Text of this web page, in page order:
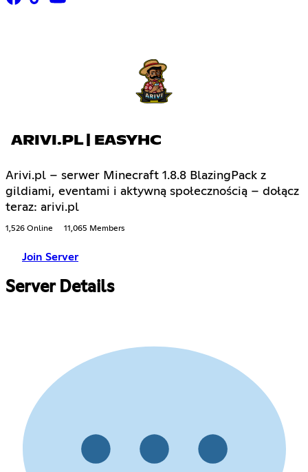
ARIVI.PL | EASYHC
Arivi.pl – serwer Minecraft 1.8.8 BlazingPack z
gildiami, eventami i aktywną społecznością – dołącz
teraz: arivi.pl
1,526 Online 11,065 Members
Join Server
Server Details